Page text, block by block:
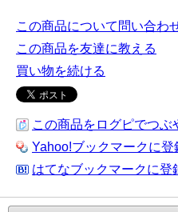
この商品について問い合わ
この商品を友達に教える
買い物を続ける
この商品をログピでつぶ
Yahoo!ブックマークに登
はてなブックマークに登